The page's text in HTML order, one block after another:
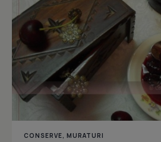
CONSERVE, MURATURI